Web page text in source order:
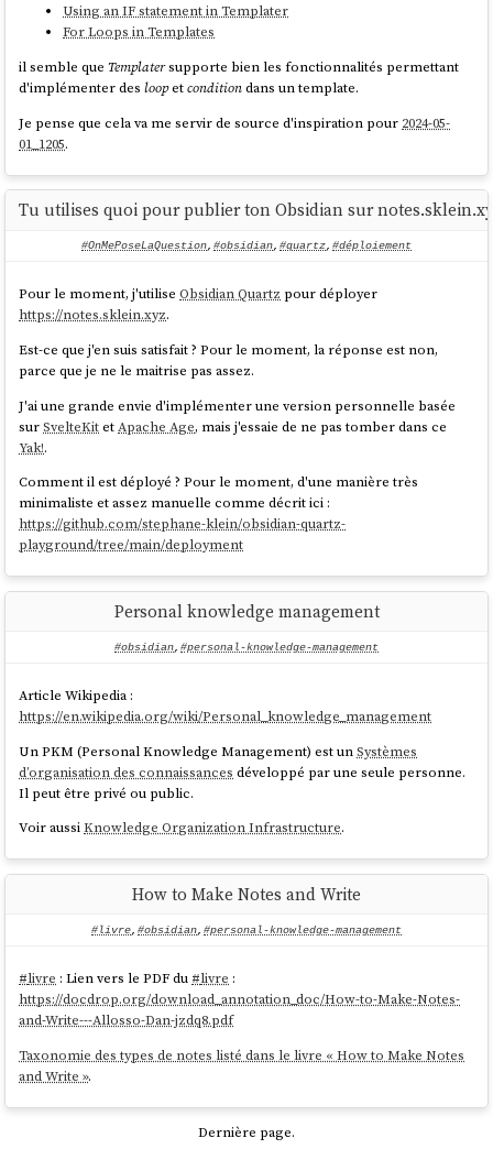
Using an IF statement in Templater
For Loops in Templates
il semble queTemplatersupporte bien les fonctionnalités permettant
d'implémenter desloopetconditiondans un template.
Je pense que cela va me servir de source d'inspiration pour 2024-05-
01_1205.
Tu utilises quoi pour publier ton Obsidian sur
#OnMePoseLaQuestion, #obsidian, #quartz, #déploiement
Pour le moment, j'utiliseObsidian Quartz pour déployer
https://notes.sklein.xyz.
Est-ce que j'en suis satisfait ? Pour le moment, la réponse est non,
parce que je ne le maitrise pas assez.
J'ai une grande envie d'implémenter une version personnelle basée
surSvelteKitetApache Age, mais j'essaie de ne pas tomber dans ce
Yak!.
Comment il est déployé ? Pour le moment, d'une manière très
minimaliste et assez manuelle comme décrit ici :
https://github.com/stephane-klein/obsidian-quartz-
playground/tree/main/deployment
Personal knowledge management
#obsidian, #personal-knowledge-management
Article Wikipedia :
https://en.wikipedia.org/wiki/Personal_knowledge_management
Un PKM (Personal Knowledge Management) est unSystèmes
d’organisation des connaissances développé par une seule personne.
Il peut être privé ou public.
Voir aussiKnowledge Organization Infrastructure.
How to Make Notes and Write
#livre, #obsidian, #personal-knowledge-management
#livre : Lien vers le PDF du #livre :
https://docdrop.org/download_annotation_doc/How-to-Make-Notes-
and-Write---Allosso-Dan-jzdq8.pdf
Taxonomie des types de notes listé dans le livre « How to Make Notes
and Write ».
Dernière page.